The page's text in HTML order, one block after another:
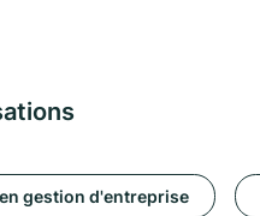
gestion d'entreprise